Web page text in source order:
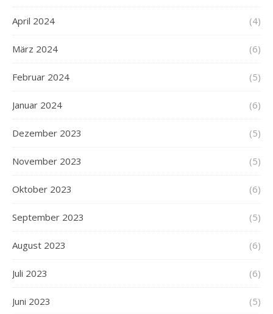
April 2024 (4)
März 2024 (6)
Februar 2024 (5)
Januar 2024 (6)
Dezember 2023 (5)
November 2023 (5)
Oktober 2023 (6)
September 2023 (5)
August 2023 (6)
Juli 2023 (6)
Juni 2023 (5)